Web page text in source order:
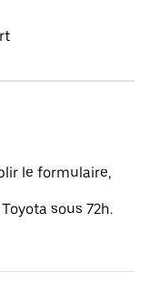
le formulaire,
sous 72h.